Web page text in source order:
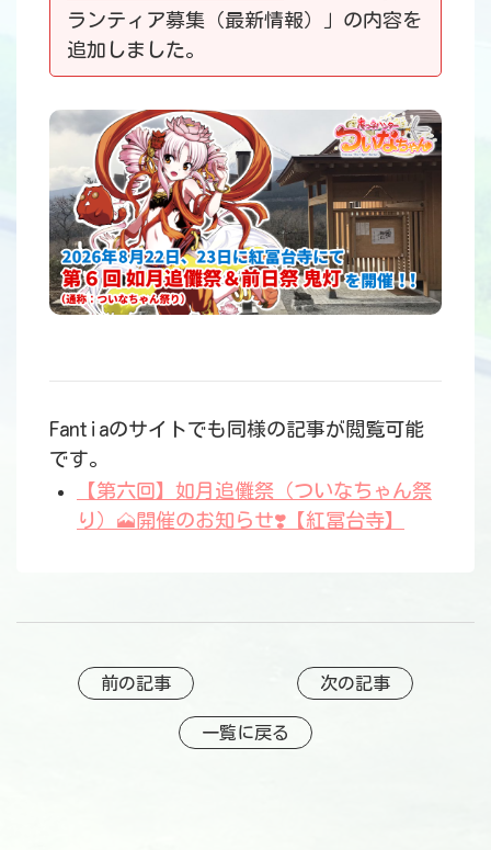
ランティア募集（最新情報）」の内容を
追加しました。
Fantiaのサイトでも同様の記事が閲覧可能
です。
【第六回】如月追儺祭（ついなちゃん祭
り）🗻開催のお知らせ❣️【紅冨台寺】
前の記事 次の記事
一覧に戻る